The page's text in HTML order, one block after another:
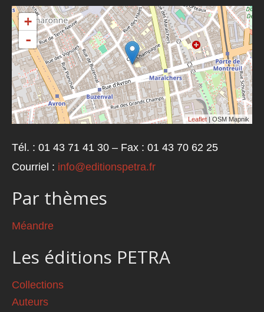
+
-
Leaflet | OSM Mapnik
Tél. : 01 43 71 41 30 – Fax : 01 43 70 62 25
Courriel : info@editionspetra.fr
Par thèmes
Méandre
Les éditions PETRA
Collections
Auteurs